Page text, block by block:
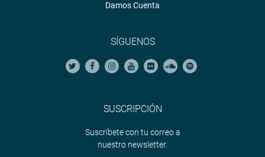
Damos Cuenta
SÍGUENOS
SUSCRIPCIÓN
Suscríbete con tu correo a
nuestro newsletter.